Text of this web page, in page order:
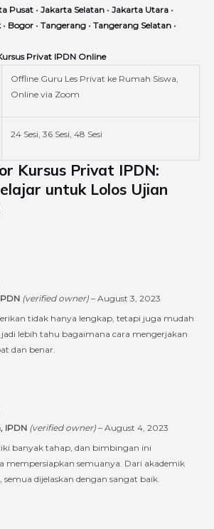
Pusat • Jakarta Selatan • Jakarta Utara •
• Bogor • Tangerang • Tangerang Selatan •
Privat IPDN Online
Offline Guru Les Privat ke Rumah Siswa,
Online via Zoom
24 Sesi, 36 Sesi, 48 Sesi
Kursus Privat IPDN:
untuk Lolos Ujian
(verified owner) – August 3, 2023
tidak hanya lengkap, tetapi juga mudah
lebih tahu bagaimana cara mengerjakan
dan benar.
IPDN (verified owner) – August 4, 2023
banyak tahap, dan bimbingan ini
mempersiapkan semuanya. Dari akademik
semua dijelaskan dengan sangat baik.